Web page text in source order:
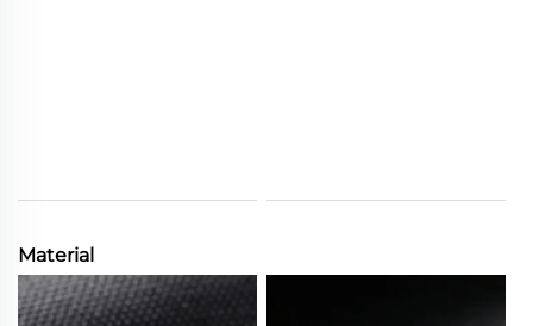
Material